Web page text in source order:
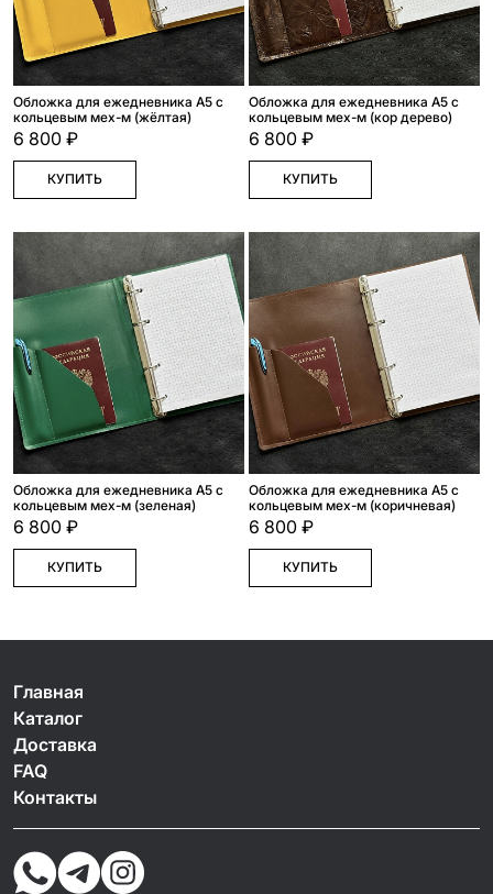
Обложка для ежедневника А5 с
кольцевым мех-м (жёлтая)
6 800 ₽
КУПИТЬ
Обложка для ежедневника А5 с
кольцевым мех-м (кор дерево)
6 800 ₽
КУПИТЬ
Обложка для ежедневника А5 с
кольцевым мех-м (зеленая)
6 800 ₽
КУПИТЬ
Обложка для ежедневника А5 с
кольцевым мех-м (коричневая)
6 800 ₽
КУПИТЬ
Главная
Каталог
Доставка
FAQ
Контакты